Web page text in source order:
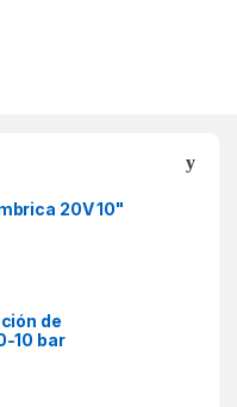
20V 10"
de
10 bar